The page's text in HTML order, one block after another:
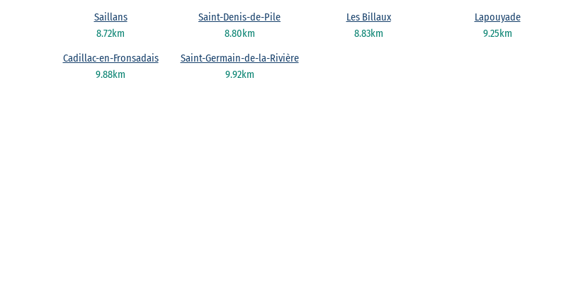
8.72km
Saillans
8.80km
Saint-Denis-de-Pile
8.83km
Les Billaux
9.25km
Lapouyade
9.88km
Cadillac-en-Fronsadais
9.92km
Saint-Germain-de-la-Rivière